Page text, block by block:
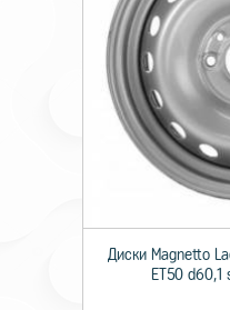
Диски Magnetto
ET50 d60,1